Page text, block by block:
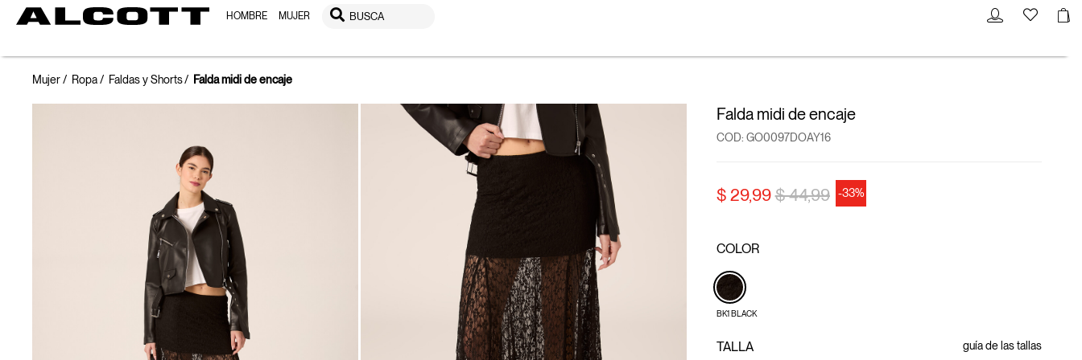
HOMBRE MUJER BUSCA
Mujer Ropa Faldas y Shorts Falda midi de encaje
Falda midi de encaje
COD: GO0097DOAY16
$ 29,99precio rebajado desde
$ 44,99a -33%
COLOR
BK1 BLACK
TALLA guía de las tallas